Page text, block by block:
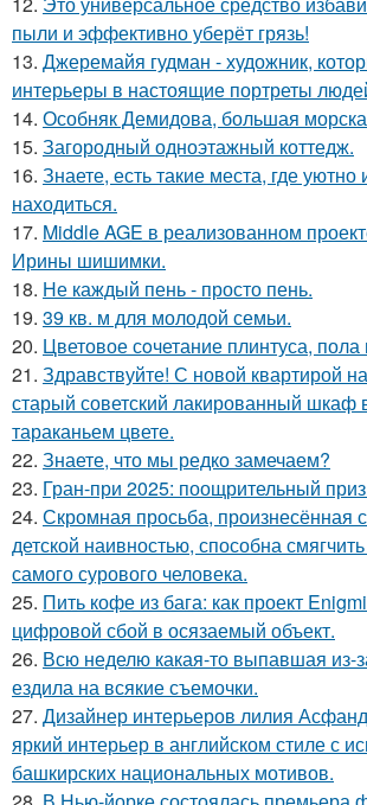
пыли и эффективно уберёт грязь!
13. Джеремайя гудман - художник,
интерьеры в настоящие портреты
14. Особняк Демидова, большая
15. Загородный одноэтажный коттедж.
16. Знаете, есть такие места, где
находиться.
17. Middle AGE в реализованном
Ирины шишимки.
18. Не каждый пень - просто пень.
19. 39 кв. м для молодой семьи.
20. Цветовое сoчетание плинтуса,
21. Здравствуйте! С новой квартирой
старый советский лакированный шкаф
тараканьем цвете.
22. Знаете, что мы редко замечаем?
23. Гран-при 2025: поощрительный
24. Скромная просьба, произнесённая
детской наивностью, способна
самого сурового человека.
25. Пить кофе из бага: как проект
цифровой сбой в осязаемый объект.
26. Всю неделю какая-то выпавшая из-
ездила на всякие съемочки.
27. Дизайнер интерьеров лилия
яркий интерьер в английском стиле с
башкирских национальных мотивов.